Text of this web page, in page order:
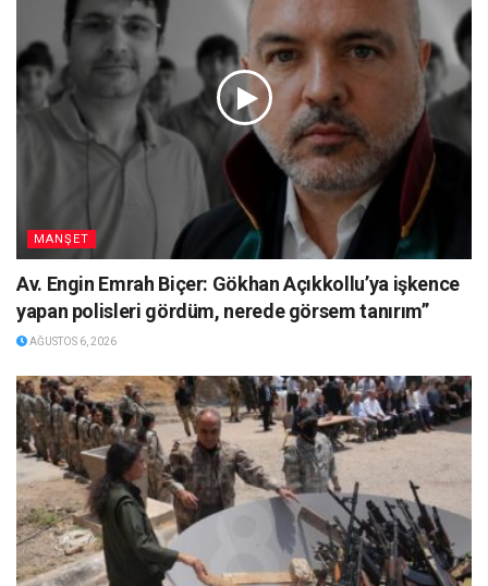
MANŞET
Av. Engin Emrah Biçer: Gökhan Açıkkollu’ya işkence
yapan polisleri gördüm, nerede görsem tanırım”
AĞUSTOS 6, 2026